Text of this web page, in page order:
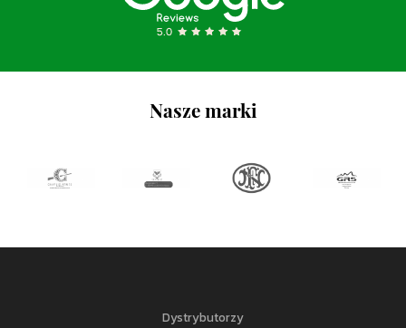
Nasze marki
Dystrybutorzy